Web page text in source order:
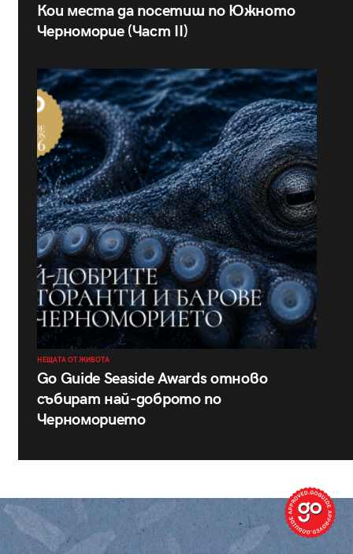
Кои места да посетиш по Южното
Черноморие (Част II)
НЕЩАТА ОТ ЖИВОТА
Go Guide Seaside Awards отново
събират най-доброто по
Черноморието